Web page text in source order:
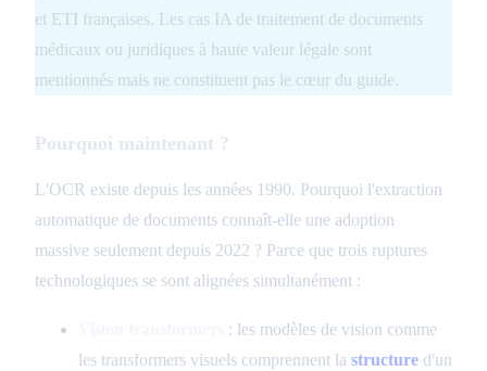
et ETI françaises. Les cas IA de traitement de documents
médicaux ou juridiques à haute valeur légale sont
mentionnés mais ne constituent pas le cœur du guide.
Pourquoi maintenant ?
L'OCR existe depuis les années 1990. Pourquoi l'extraction
automatique de documents connaît-elle une adoption
massive seulement depuis 2022 ? Parce que trois ruptures
technologiques se sont alignées simultanément :
: les modèles de vision comme
les transformers visuels comprennent la structure d'un